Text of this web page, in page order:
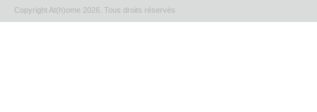
Copyright At(h)ome 2026. Tous droits réservés